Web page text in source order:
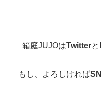
箱庭JUJOはTwitterと
もし、よろしければ